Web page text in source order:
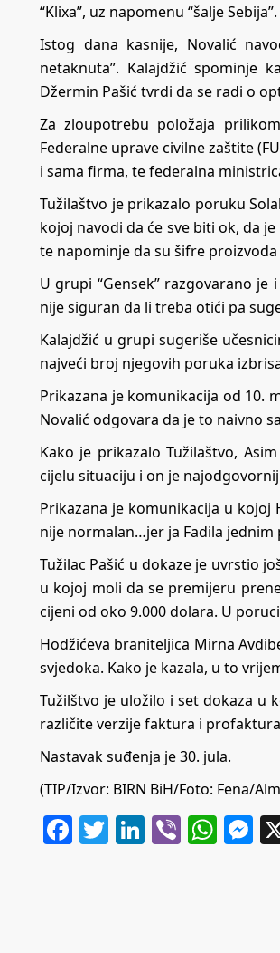
“Klixa”, uz napomenu “šalje Sebija”.
Istog dana kasnije, Novalić
netaknuta”. Kalajdžić spominje
Džermin Pašić tvrdi da se radi o
Za zloupotrebu položaja
Federalne uprave civilne zaštite
i sama firma, te federalna
Tužilaštvo je prikazalo poruku
kojoj navodi da će sve biti ok, da
te napominje da su šifre
U grupi “Gensek” razgovarano
nije siguran da li treba otići pa
Kalajdžić u grupi sugeriše
najveći broj njegovih poruka
Prikazana je komunikacija od 10.
Novalić odgovara da je to naivno
Kako je prikazalo Tužilaštvo,
cijelu situaciju i on je
Prikazana je komunikacija u kojoj
nije normalan…jer ja Fadila jednim
Tužilac Pašić u dokaze je uvrstio
u kojoj moli da se premijeru
cijeni od oko 9.000 dolara. U
Hodžićeva braniteljica Mirna
svjedoka. Kako je kazala, u to
Tužilštvo je uložilo i set dokaza u
različite verzije faktura i
Nastavak suđenja je 30. jula.
(TIP/Izvor: BIRN BiH/Foto: Fena/
Facebook
Twitter
LinkedIn
Viber